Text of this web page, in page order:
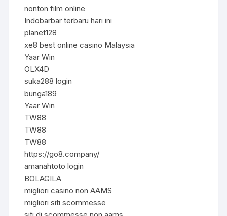
nonton film online
Indobarbar terbaru hari ini
planet128
xe8 best online casino Malaysia
Yaar Win
OLX4D
suka288 login
bunga189
Yaar Win
TW88
TW88
TW88
https://go8.company/
amanahtoto login
BOLAGILA
migliori casino non AAMS
migliori siti scommesse